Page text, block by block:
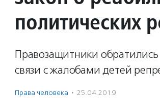
политических
Правозащитники
связи с жалобами детей
Права человека · 25.04.2019